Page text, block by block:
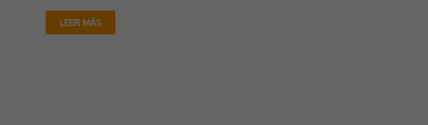
LEER MÁS